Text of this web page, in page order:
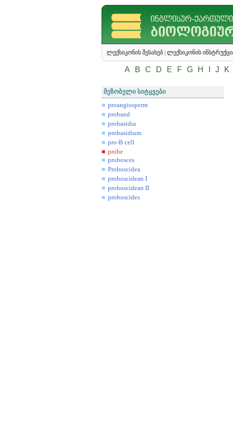
ლექსიკონის შესახებ ლექსიკონის
A B C D E F G H J K
მეზობელი სიტყვები
proangiosperm
proband
probasidia
probasidium
pro-B cell
probe
probosces
Proboscidea
proboscidean I
proboscidean II
proboscides